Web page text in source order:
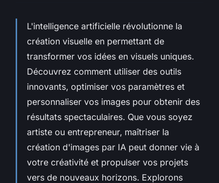
L'intelligence artificielle révolutionne la
création visuelle en permettant de
transformer vos idées en visuels uniques.
Découvrez comment utiliser des outils
innovants, optimiser vos paramètres et
personnaliser vos images pour obtenir des
résultats spectaculaires. Que vous soyez
artiste ou entrepreneur, maîtriser la
création d'images par IA peut donner vie à
votre créativité et propulser vos projets
vers de nouveaux horizons. Explorons